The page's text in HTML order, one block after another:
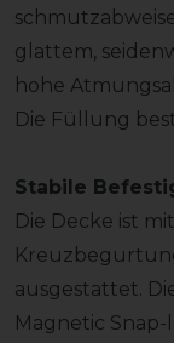
glattem,
hohe
Die Füllung
Stabile
Die Decke ist
ausgestattet.
Magnetic Snap-